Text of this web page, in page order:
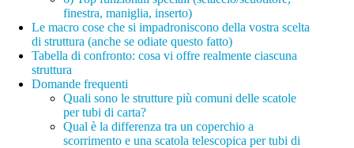
finestra, maniglia, inserto)
Le macro cose che si impadroniscono della vostra scelta
di struttura (anche se odiate questo fatto)
Tabella di confronto: cosa vi offre realmente ciascuna
struttura
Domande frequenti
Quali sono le strutture più comuni delle scatole
per tubi di carta?
Qual è la differenza tra un coperchio a
scorrimento e una scatola telescopica per tubi di